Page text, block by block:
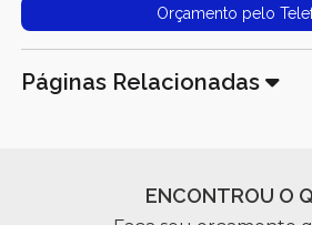
Orçamento pelo
Páginas Relacionadas
ENCONTROU O